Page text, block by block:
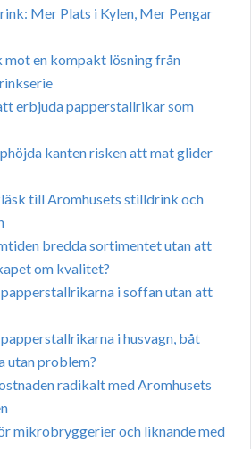
Mer Plats i Kylen, Mer Pengar
mot en kompakt lösning från
erbjuda papperstallrikar som
kanten risken att mat glider
till Aromhusets stilldrink och
bredda sortimentet utan att
om kvalitet?
papperstallrikarna i soffan utan att
papperstallrikarna i husvagn, båt
utan problem?
radikalt med Aromhusets
mikrobryggerier och liknande med